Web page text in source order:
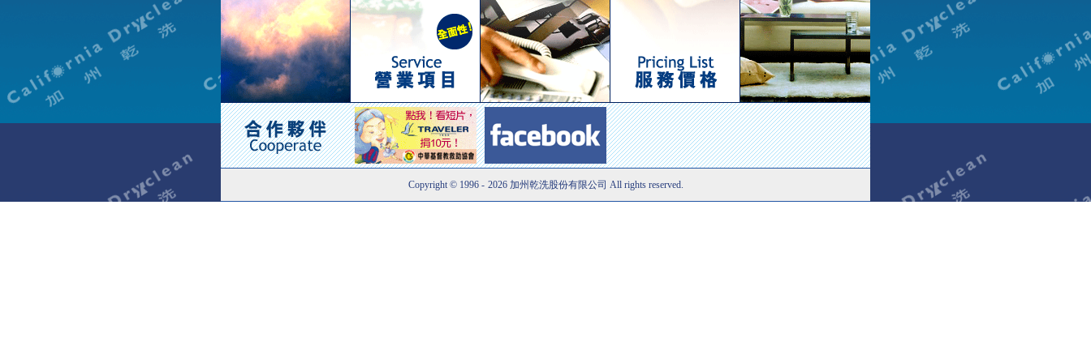
Copyright © 1996 - 2026 加州乾洗股份有限公司 All rights reserved.